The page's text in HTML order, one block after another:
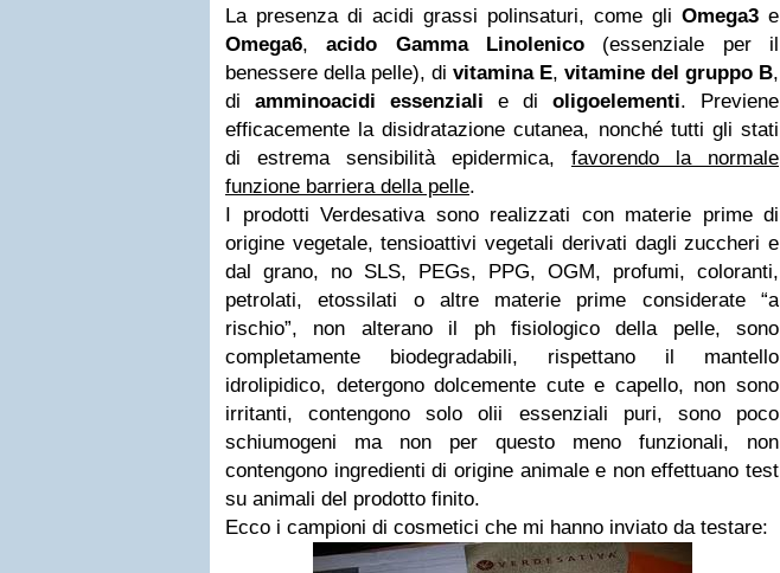
La presenza di acidi grassi polinsaturi, come gli Omega3 e
Omega6,acido Gamma Linolenico (essenziale per il
benessere della pelle), di vitamina E, vitamine del gruppo B,
di amminoacidi essenziali e di oligoelementi. Previene
efficacemente la disidratazione cutanea, nonché tutti gli stati
di estrema sensibilità epidermica, favorendo la normale
funzione barriera della pelle.
I prodotti Verdesativa sono realizzati con materie prime di
origine vegetale, tensioattivi vegetali derivati dagli zuccheri e
dal grano, no SLS, PEGs, PPG, OGM, profumi, coloranti,
petrolati, etossilati o altre materie prime considerate “a
rischio”, non alterano il ph fisiologico della pelle, sono
completamente biodegradabili, rispettano il mantello
idrolipidico, detergono dolcemente cute e capello, non sono
irritanti, contengono solo olii essenziali puri, sono poco
schiumogeni ma non per questo meno funzionali, non
contengono ingredienti di origine animale e non effettuano test
su animali del prodotto finito.
Ecco i campioni di cosmetici che mi hanno inviato da testare: